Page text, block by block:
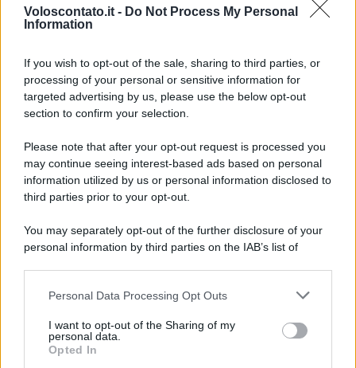
Voloscontato.it - Do Not Process My Personal
Information
If you wish to opt-out of the sale, sharing to third parties, or
processing of your personal or sensitive information for
targeted advertising by us, please use the below opt-out
section to confirm your selection.
Please note that after your opt-out request is processed you
may continue seeing interest-based ads based on personal
information utilized by us or personal information disclosed to
third parties prior to your opt-out.
You may separately opt-out of the further disclosure of your
personal information by third parties on the IAB’s list of
This information may also be disclosed by us to third parties
disclose it to other third parties.
Please note that this website/app uses one or more Google
Personal Data Processing Opt Outs
I want to opt-out of the Sharing of my
personal data.
Opted In
INFORMAZIONI UTILI
Prima di prenotare un villaggio turistico last
minute verifica questi aspetti fondamentali
Lo sapevi che...
Un grande quotidiano europeo
incorona le Isole Eolie: ecco perché
tutti ne parlano
L’Aeroporto di Bari introduce una
novità che cambia l’attesa prima del